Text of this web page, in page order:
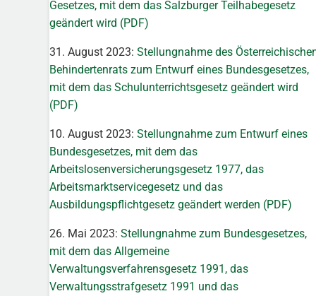
Gesetzes, mit dem das Salzburger Teilhabegesetz
geändert wird (PDF)
31. August 2023: Stellungnahme des
Behindertenrats zum Entwurf eines Bundesgesetzes,
mit dem das Schulunterrichtsgesetz geändert wird
(PDF)
10. August 2023: Stellungnahme zum Entwurf eines
Bundesgesetzes, mit dem das
Arbeitslosenversicherungsgesetz 1977, das
Arbeitsmarktservicegesetz und das
Ausbildungspflichtgesetz geändert werden (PDF)
26. Mai 2023: Stellungnahme zum Bundesgesetzes,
mit dem das Allgemeine
Verwaltungsverfahrensgesetz 1991, das
Verwaltungsstrafgesetz 1991 und das